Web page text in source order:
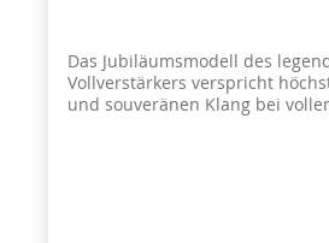
Das Jubiläumsmodell des
Vollverstärkers verspricht
und souveränen Klang bei